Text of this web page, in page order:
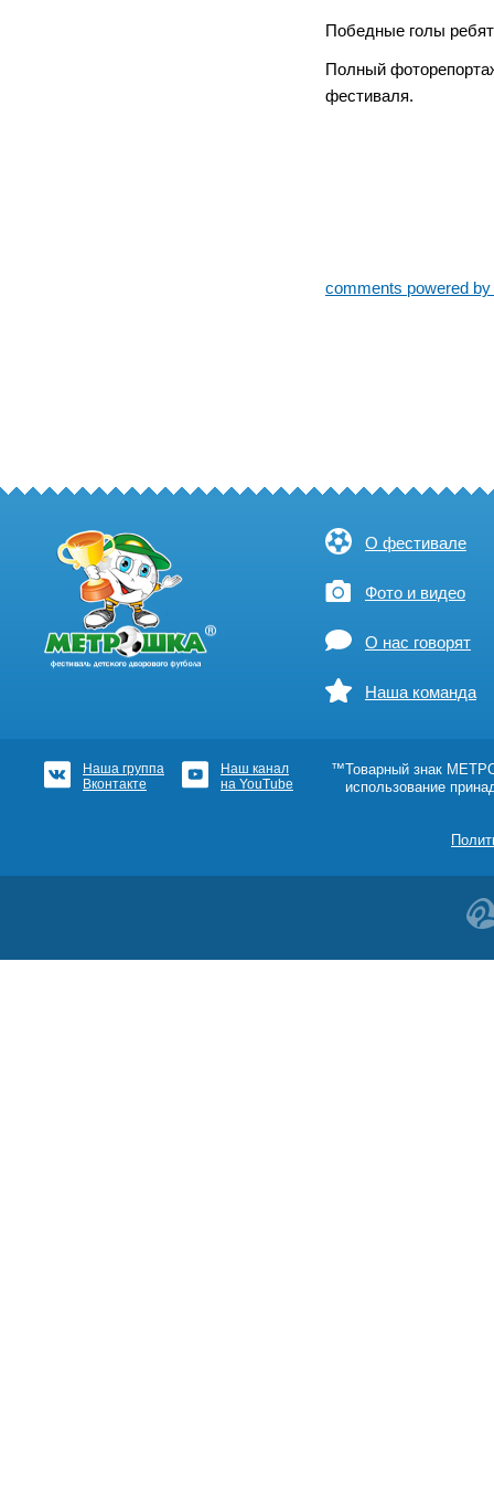
Победные голы
Полный
фестиваля.
comments powered
О фестивале
Фото и видео
О нас говорят
Наша команда
Наша группа
Вконтакте
Наш канал
на YouTube
™Товарный знак
использование